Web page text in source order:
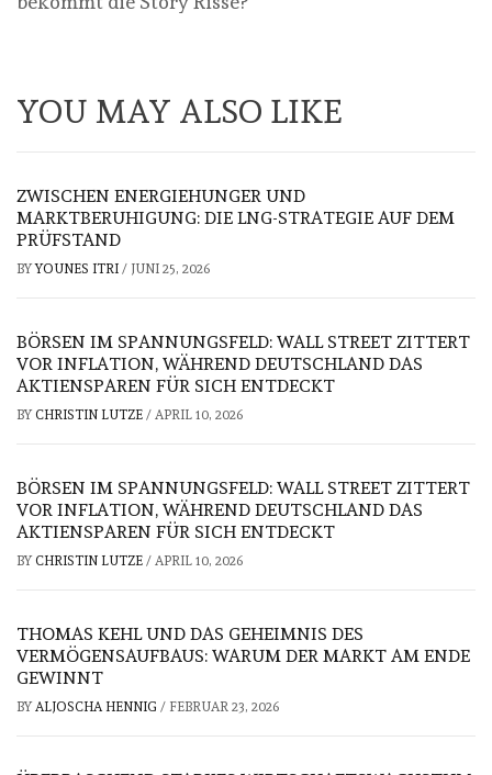
YOU MAY ALSO LIKE
ZWISCHEN ENERGIEHUNGER UND
MARKTBERUHIGUNG: DIE LNG-STRATEGIE AUF DEM
PRÜFSTAND
BY YOUNES ITRI / JUNI 25, 2026
BÖRSEN IM SPANNUNGSFELD: WALL STREET ZITTERT
VOR INFLATION, WÄHREND DEUTSCHLAND DAS
AKTIENSPAREN FÜR SICH ENTDECKT
BY CHRISTIN LUTZE / APRIL 10, 2026
BÖRSEN IM SPANNUNGSFELD: WALL STREET ZITTERT
VOR INFLATION, WÄHREND DEUTSCHLAND DAS
AKTIENSPAREN FÜR SICH ENTDECKT
BY CHRISTIN LUTZE / APRIL 10, 2026
THOMAS KEHL UND DAS GEHEIMNIS DES
VERMÖGENSAUFBAUS: WARUM DER MARKT AM ENDE
GEWINNT
BY ALJOSCHA HENNIG / FEBRUAR 23, 2026